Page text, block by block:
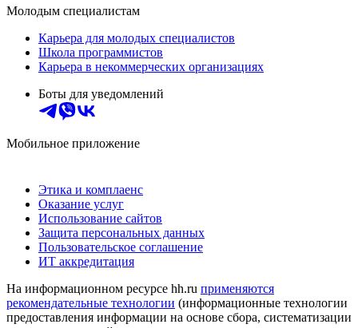
Молодым специалистам
Карьера для молодых специалистов
Школа программистов
Карьера в некоммерческих организациях
Боты для уведомлений
Мобильное приложение
Этика и комплаенс
Оказание услуг
Использование сайтов
Защита персональных данных
Пользовательское соглашение
ИТ аккредитация
На информационном ресурсе hh.ru применяются
рекомендательные технологии (информационные технологии
предоставления информации на основе сбора, систематизации